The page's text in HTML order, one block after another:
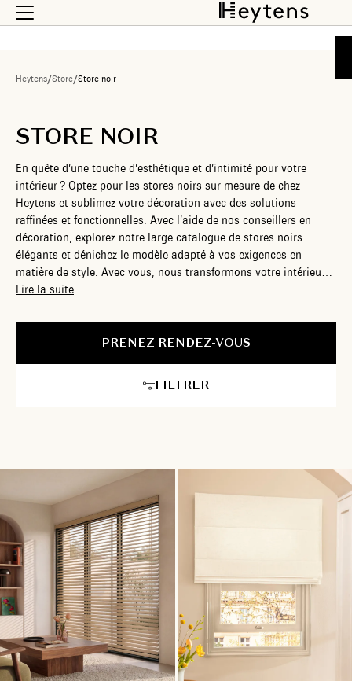
Heytens/Store/Store noir
STORE NOIR
En quête d’une touche d’esthétique et d’intimité pour votre
intérieur ? Optez pour les stores noirs sur mesure de chez
Heytens et sublimez votre décoration avec des solutions
raffinées et fonctionnelles. Avec l’aide de nos conseillers en
décoration, explorez notre large catalogue de stores noirs
élégants et dénichez le modèle adapté à vos exigences en
matière de style. Avec vous, nous transformons votre intérieur
en un véritable cadre de vie authentique et cosy.
Lire la suite
PRENEZ RENDEZ-VOUS
FILTRER